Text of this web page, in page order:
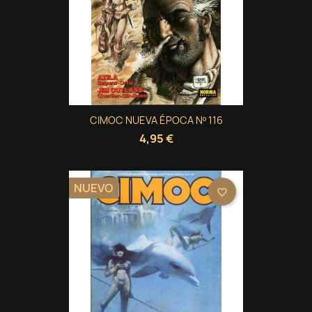
CIMOC NUEVA ÉPOCA Nº 116
4,95 €
NUEVO favorite_border